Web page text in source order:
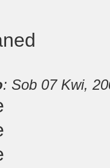
: Sob 07 Kwi,